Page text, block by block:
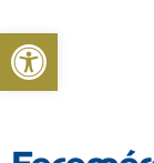
Abrir a barra de